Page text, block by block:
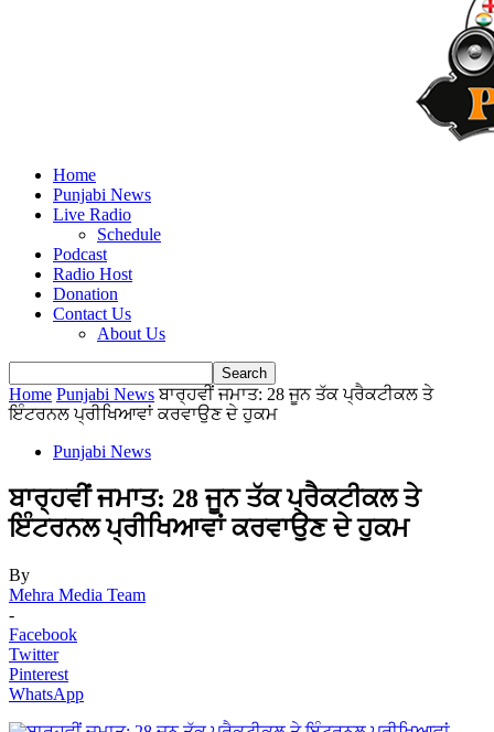
Home
Punjabi News
Live Radio
Schedule
Podcast
Radio Host
Donation
Contact Us
About Us
Home Punjabi News ਬਾਰ੍ਹਵੀਂ ਜਮਾਤ: 28 ਜੂਨ ਤੱਕ ਪ੍ਰੈਕਟੀਕਲ ਤੇ
ਇੰਟਰਨਲ ਪ੍ਰੀਖਿਆਵਾਂ ਕਰਵਾਉਣ ਦੇ ਹੁਕਮ
Punjabi News
ਬਾਰ੍ਹਵੀਂ ਜਮਾਤ: 28 ਜੂਨ ਤੱਕ ਪ੍ਰੈਕਟੀਕਲ ਤੇ
ਇੰਟਰਨਲ ਪ੍ਰੀਖਿਆਵਾਂ ਕਰਵਾਉਣ ਦੇ ਹੁਕਮ
By
Mehra Media Team
-
Facebook
Twitter
Pinterest
WhatsApp